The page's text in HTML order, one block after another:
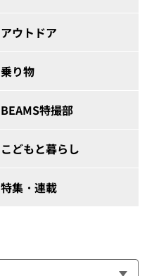
アウトドア
乗り物
BEAMS特撮部
こどもと暮らし
特集・連載